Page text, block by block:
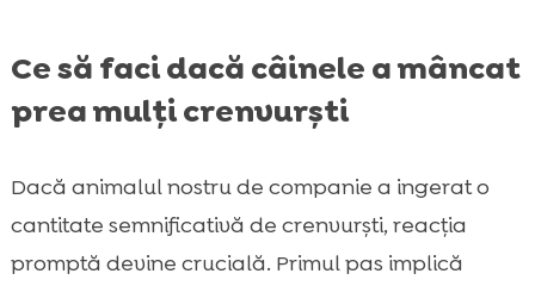
Ce să faci dacă câinele a mâncat
prea mulți crenvurști
Dacă animalul nostru de companie a ingerat o
cantitate semnificativă de crenvurști, reacția
promptă devine crucială. Primul pas implică